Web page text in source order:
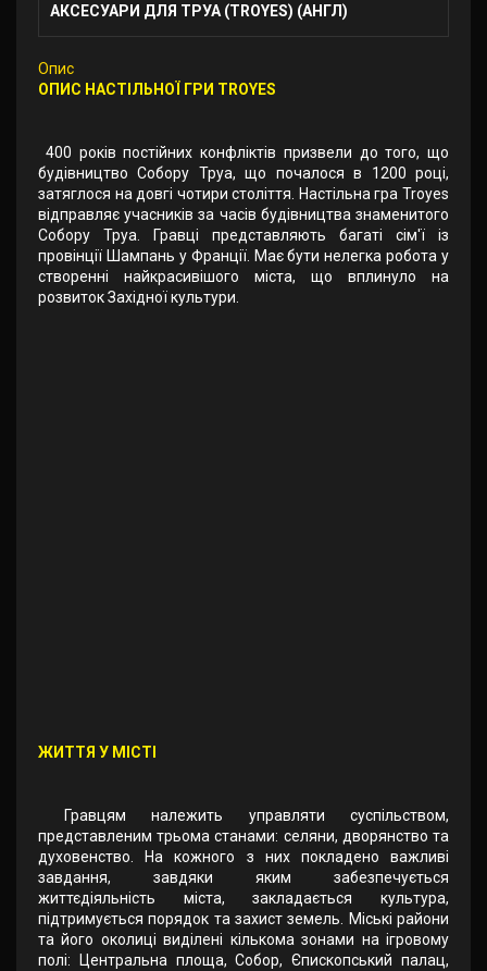
АКСЕСУАРИ ДЛЯ ТРУА (TROYES) (АНГЛ)
Опис
ОПИС НАСТІЛЬНОЇ ГРИ TROYES
400 років постійних конфліктів призвели до того, що
будівництво Собору Труа, що почалося в 1200 році,
затяглося на довгі чотири століття. Настільна гра Troyes
відправляє учасників за часів будівництва знаменитого
Собору Труа. Гравці представляють багаті сім'ї із
провінції Шампань у Франції. Має бути нелегка робота у
створенні найкрасивішого міста, що вплинуло на
розвиток Західної культури.
ЖИТТЯ У МІСТІ
Гравцям належить управляти суспільством,
представленим трьома станами: селяни, дворянство та
духовенство. На кожного з них покладено важливі
завдання, завдяки яким забезпечується
життєдіяльність міста, закладається культура,
підтримується порядок та захист земель. Міські райони
та його околиці виділені кількома зонами на ігровому
полі: Центральна площа, Собор, Єпископський палац,